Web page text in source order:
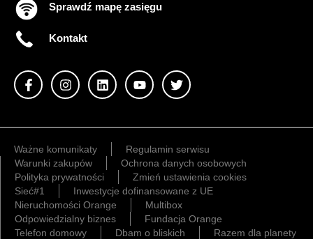
Sprawdź mapę zasięgu
Kontakt
Ważne komunikaty
Regulamin serwisu
Warunki zakupów
Ochrona danych osobowych
Polityka prywatności
Zmień ustawienia cookies
Sieć#1
Inwestycje dofinansowane z UE
Nieruchomości Orange
Multibox
Odpowiedzialny biznes
Fundacja Orange
Telefon domowy
Dbam o bliskich Razem dla planety